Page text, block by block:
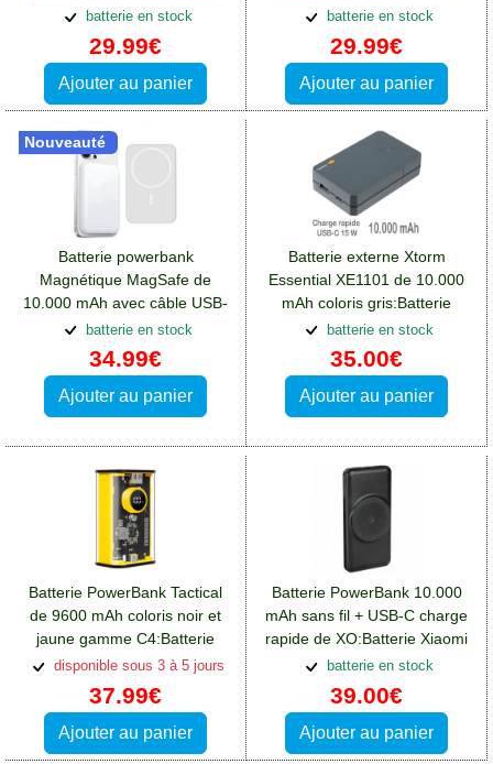
Note 12(5G)
batterie en stock
29.99€
Ajouter au panier
batterie en stock
29.99€
Ajouter au panier
Batterie powerbank
Magnétique MagSafe de
10.000 mAh avec câble USB-
C:Batterie Xiaomi Redmi Note
12(5G)
batterie en stock
34.99€
Ajouter au panier
Nouveauté
Batterie externe Xtorm
Essential XE1101 de 10.000
mAh coloris gris:Batterie
Xiaomi Redmi Note 12(5G)
batterie en stock
35.00€
Ajouter au panier
Batterie PowerBank Tactical
de 9600 mAh coloris noir et
jaune gamme C4:Batterie
Xiaomi Redmi Note 12(5G)
disponible sous 3 à 5 jours
37.99€
Ajouter au panier
Batterie PowerBank 10.000
mAh sans fil + USB-C charge
rapide de XO:Batterie Xiaomi
Redmi Note 12(5G)
batterie en stock
39.00€
Ajouter au panier